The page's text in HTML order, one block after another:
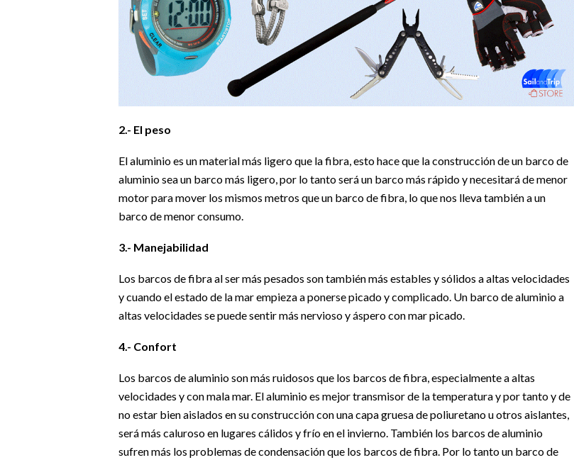
2.- El peso
El aluminio es un material más ligero que la fibra, esto hace que la construcción de un barco de
aluminio sea un barco más ligero, por lo tanto será un barco más rápido y necesitará de menor
motor para mover los mismos metros que un barco de fibra, lo que nos lleva también a un
barco de menor consumo.
3.- Manejabilidad
Los barcos de fibra al ser más pesados son también más estables y sólidos a altas velocidades
y cuando el estado de la mar empieza a ponerse picado y complicado. Un barco de aluminio a
altas velocidades se puede sentir más nervioso y áspero con mar picado.
4.- Confort
Los barcos de aluminio son más ruidosos que los barcos de fibra, especialmente a altas
velocidades y con mala mar. El aluminio es mejor transmisor de la temperatura y por tanto y de
no estar bien aislados en su construcción con una capa gruesa de poliuretano u otros aislantes,
será más caluroso en lugares cálidos y frío en el invierno. También los barcos de aluminio
sufren más los problemas de condensación que los barcos de fibra. Por lo tanto un barco de